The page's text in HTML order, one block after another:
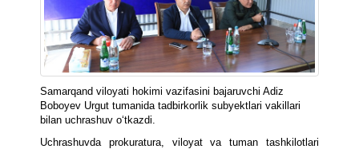
Samarqand viloyati hokimi vazifasini bajaruvchi Adiz
Boboyev Urgut tumanida tadbirkorlik subyektlari vakillari
bilan uchrashuv o‘tkazdi.
Uchrashuvda prokuratura, viloyat va tuman tashkilotlari